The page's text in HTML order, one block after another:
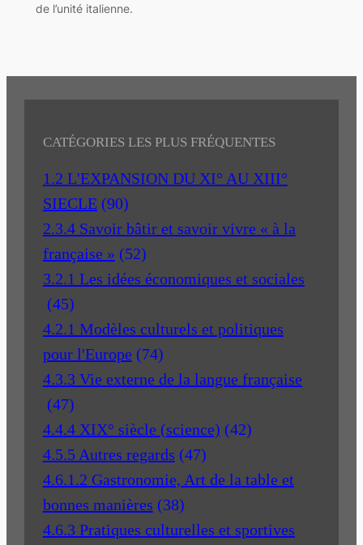
de l’unité italienne.
CATÉGORIES LES PLUS FRÉQUENTES
1.2 L'EXPANSION DU XI° AU XIII°
SIECLE (90)
2.3.4 Savoir bâtir et savoir vivre « à la
française » (52)
3.2.1 Les idées économiques et sociales
(45)
4.2.1 Modèles culturels et politiques
pour l'Europe (74)
4.3.3 Vie externe de la langue française
(47)
4.4.4 XIX° siècle (science) (42)
4.5.5 Autres regards (47)
4.6.1.2 Gastronomie, Art de la table et
bonnes manières (38)
4.6.3 Pratiques culturelles et sportives